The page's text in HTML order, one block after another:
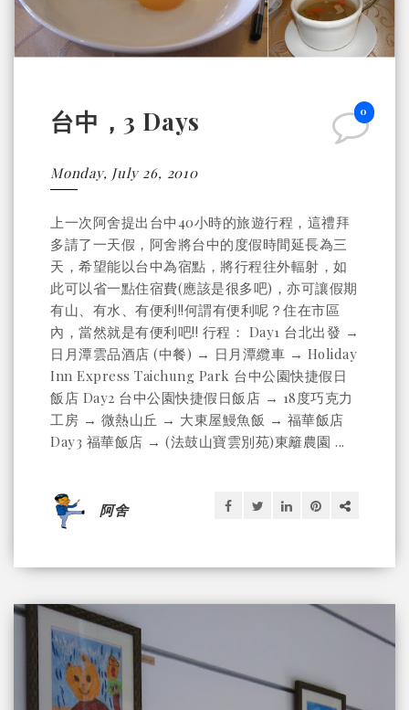
0
台中，3 Days
Monday, July 26, 2010
上一次阿舍提出台中40小時的旅遊行程，這禮拜
多請了一天假，阿舍將台中的度假時間延長為三
天，希望能以台中為宿點，將行程往外輻射，如
此可以省一點住宿費(應該是很多吧)，亦可讓假期
有山、有水、有便利!!何謂有便利呢？住在市區
內，當然就是有便利吧!! 行程： Day1 台北出發 →
日月潭雲品酒店 (中餐) → 日月潭纜車 → Holiday
Inn Express Taichung Park 台中公園快捷假日
飯店 Day2 台中公園快捷假日飯店 → 18度巧克力
工房 → 微熱山丘 → 大東屋鰻魚飯 → 福華飯店
Day3 福華飯店 → (法鼓山寶雲別苑)東籬農園 ...
阿舍